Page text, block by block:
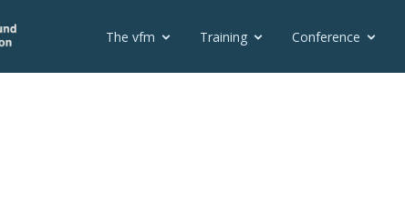
The vfm Training Conference